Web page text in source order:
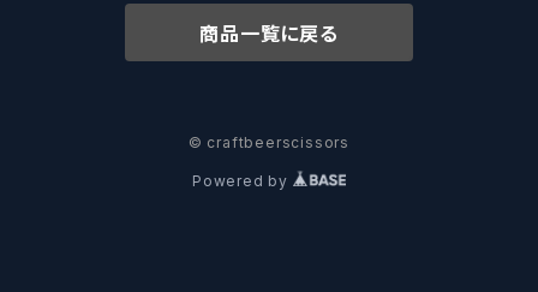
箕面ビール - MINOH BEER
サンクトガーレン - Sankt Gallen
Mikkeller ミッケラー
Hop Nation ホップネーション
Lambiek Fabriek - ファブリーク
Behemoth - ベヒーモス
Deep Creek Brewing Co.
8 Wired エイトワイアード
Strathcona ストラスコナ
ODIN BREWING オディン
Früh フリュー
商品一覧に戻る
© craftbeerscissors
Powered by